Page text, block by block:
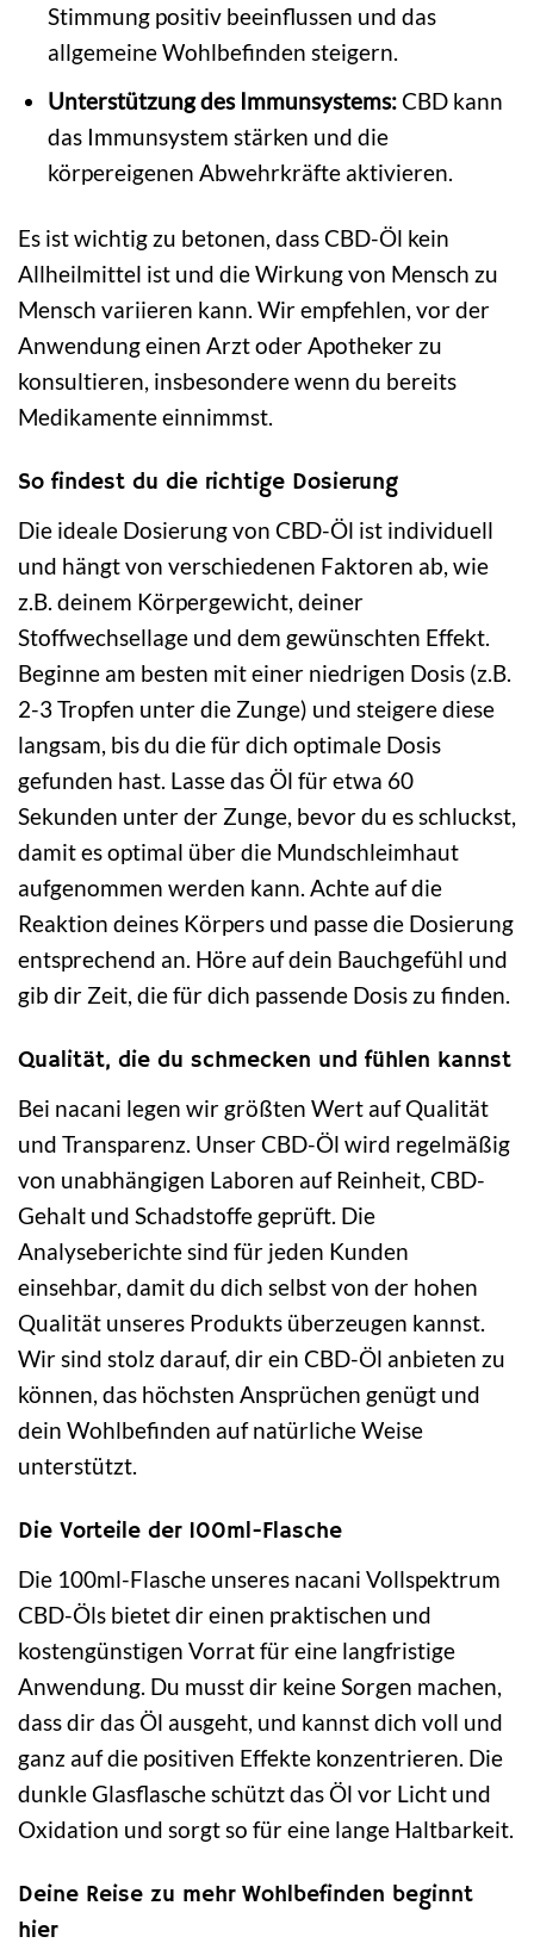
Stimmung positiv beeinflussen und das
allgemeine Wohlbefinden steigern.
Unterstützung des Immunsystems:CBD kann
das Immunsystem stärken und die
körpereigenen Abwehrkräfte aktivieren.
Es ist wichtig zu betonen, dass CBD-Öl kein
Allheilmittel ist und die Wirkung von Mensch zu
Mensch variieren kann. Wir empfehlen, vor der
Anwendung einen Arzt oder Apotheker zu
konsultieren, insbesondere wenn du bereits
Medikamente einnimmst.
So findest du die richtige Dosierung
Die ideale Dosierung von CBD-Öl ist individuell
und hängt von verschiedenen Faktoren ab, wie
z.B. deinem Körpergewicht, deiner
Stoffwechsellage und dem gewünschten Effekt.
Beginne am besten mit einer niedrigen Dosis (z.B.
2-3 Tropfen unter die Zunge) und steigere diese
langsam, bis du die für dich optimale Dosis
gefunden hast. Lasse das Öl für etwa 60
Sekunden unter der Zunge, bevor du es schluckst,
damit es optimal über die Mundschleimhaut
aufgenommen werden kann. Achte auf die
Reaktion deines Körpers und passe die Dosierung
entsprechend an. Höre auf dein Bauchgefühl und
gib dir Zeit, die für dich passende Dosis zu finden.
Qualität, die du schmecken und fühlen kannst
Bei nacani legen wir größten Wert auf Qualität
und Transparenz. Unser CBD-Öl wird regelmäßig
von unabhängigen Laboren auf Reinheit, CBD-
Gehalt und Schadstoffe geprüft. Die
Analyseberichte sind für jeden Kunden
einsehbar, damit du dich selbst von der hohen
Qualität unseres Produkts überzeugen kannst.
Wir sind stolz darauf, dir ein CBD-Öl anbieten zu
können, das höchsten Ansprüchen genügt und
dein Wohlbefinden auf natürliche Weise
unterstützt.
Die Vorteile der 100ml-Flasche
Die 100ml-Flasche unseres nacani Vollspektrum
CBD-Öls bietet dir einen praktischen und
kostengünstigen Vorrat für eine langfristige
Anwendung. Du musst dir keine Sorgen machen,
dass dir das Öl ausgeht, und kannst dich voll und
ganz auf die positiven Effekte konzentrieren. Die
dunkle Glasflasche schützt das Öl vor Licht und
Oxidation und sorgt so für eine lange Haltbarkeit.
Deine Reise zu mehr Wohlbefinden beginnt
hier